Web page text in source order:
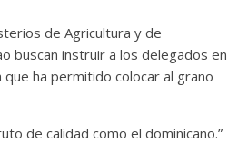
de Agricultura y de
buscan instruir a los delegados en
ha permitido colocar al grano
de calidad como el dominicano.”